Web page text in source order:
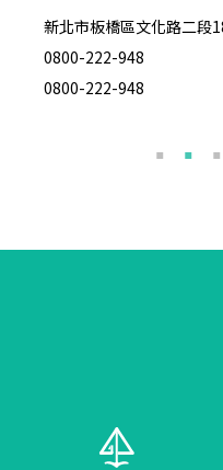
新北市板橋區文化路二段
0800-222-948
0800-222-948